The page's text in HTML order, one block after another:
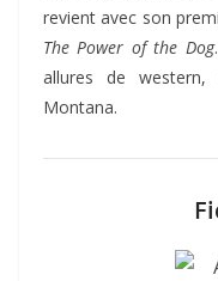
revient avec son
The Power of the Dog
allures de
Montana.